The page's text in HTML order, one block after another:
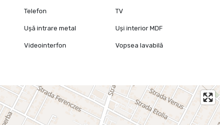
Telefon TV
Ușă intrare metal Uși interior MDF
Videointerfon Vopsea lavabilă